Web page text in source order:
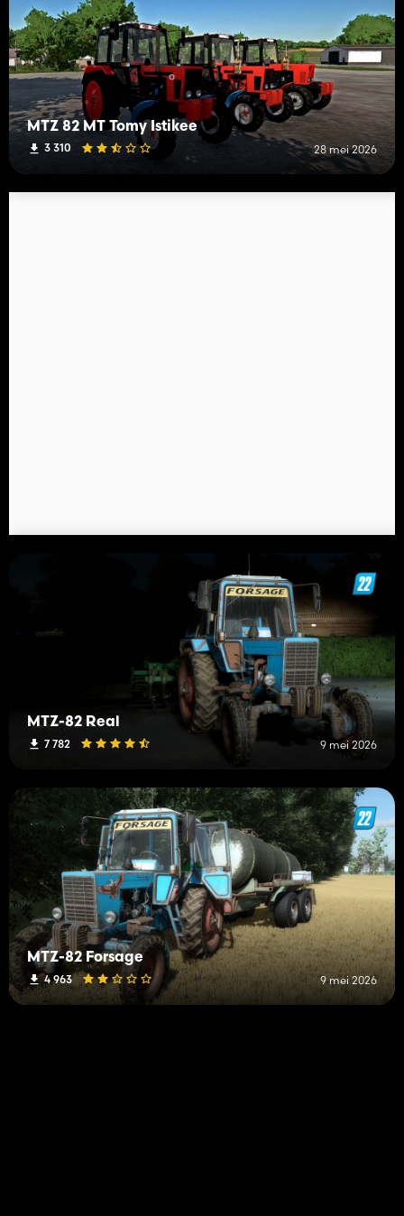
MTZ 82 MT Tomy Istikee
3 310 28 mei 2026
MTZ-82 Real
7 782 9 mei 2026
MTZ-82 Forsage
4 963 9 mei 2026